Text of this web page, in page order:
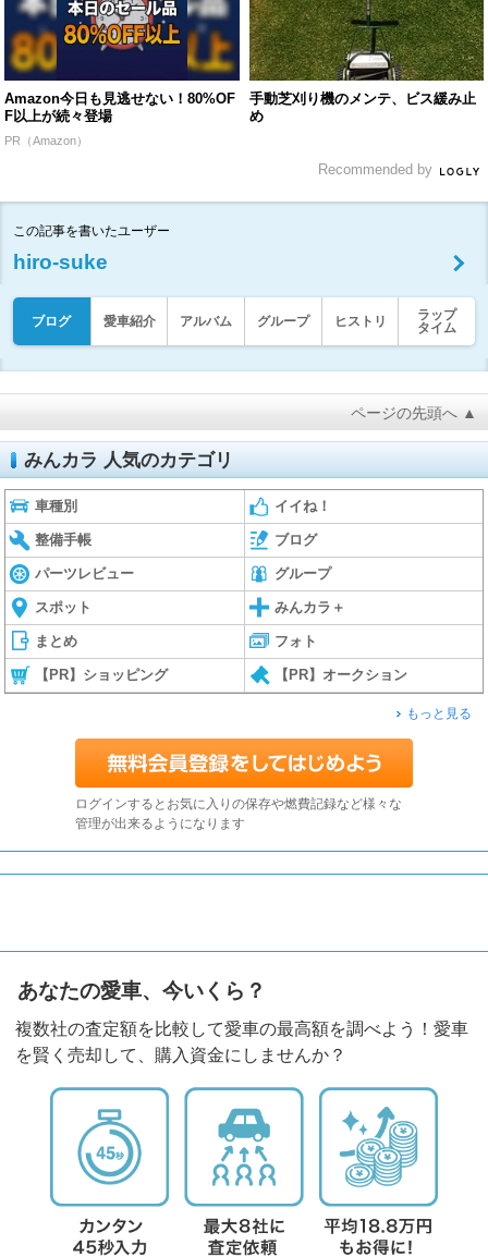
Amazon今日も見逃せない！80%OF
F以上が続々登場
PR（Amazon）
手動芝刈り機のメンテ、ビス緩み止
め
Recommended by
この記事を書いたユーザー
hiro-suke
ブログ 愛車紹介 アルバム グループ ヒストリ
ラップ
タイム
ページの先頭へ ▲
みんカラ 人気のカテゴリ
車種別 イイね！
整備手帳 ブログ
パーツレビュー グループ
スポット みんカラ＋
まとめ フォト
【PR】ショッピング 【PR】オークション
もっと見る
ログインするとお気に入りの保存や燃費記録など様々な
管理が出来るようになります
あなたの愛車、今いくら？
複数社の査定額を比較して愛車の最高額を調べよう！愛車
を賢く売却して、購入資金にしませんか？